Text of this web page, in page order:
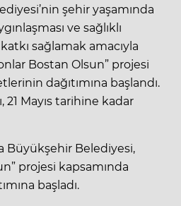
şehir yaşamında
ve sağlıklı
sağlamak amacıyla
Bostan Olsun” projesi
dağıtımına başlandı.
21 Mayıs tarihine kadar
Büyükşehir Belediyesi,
projesi kapsamında
başladı.